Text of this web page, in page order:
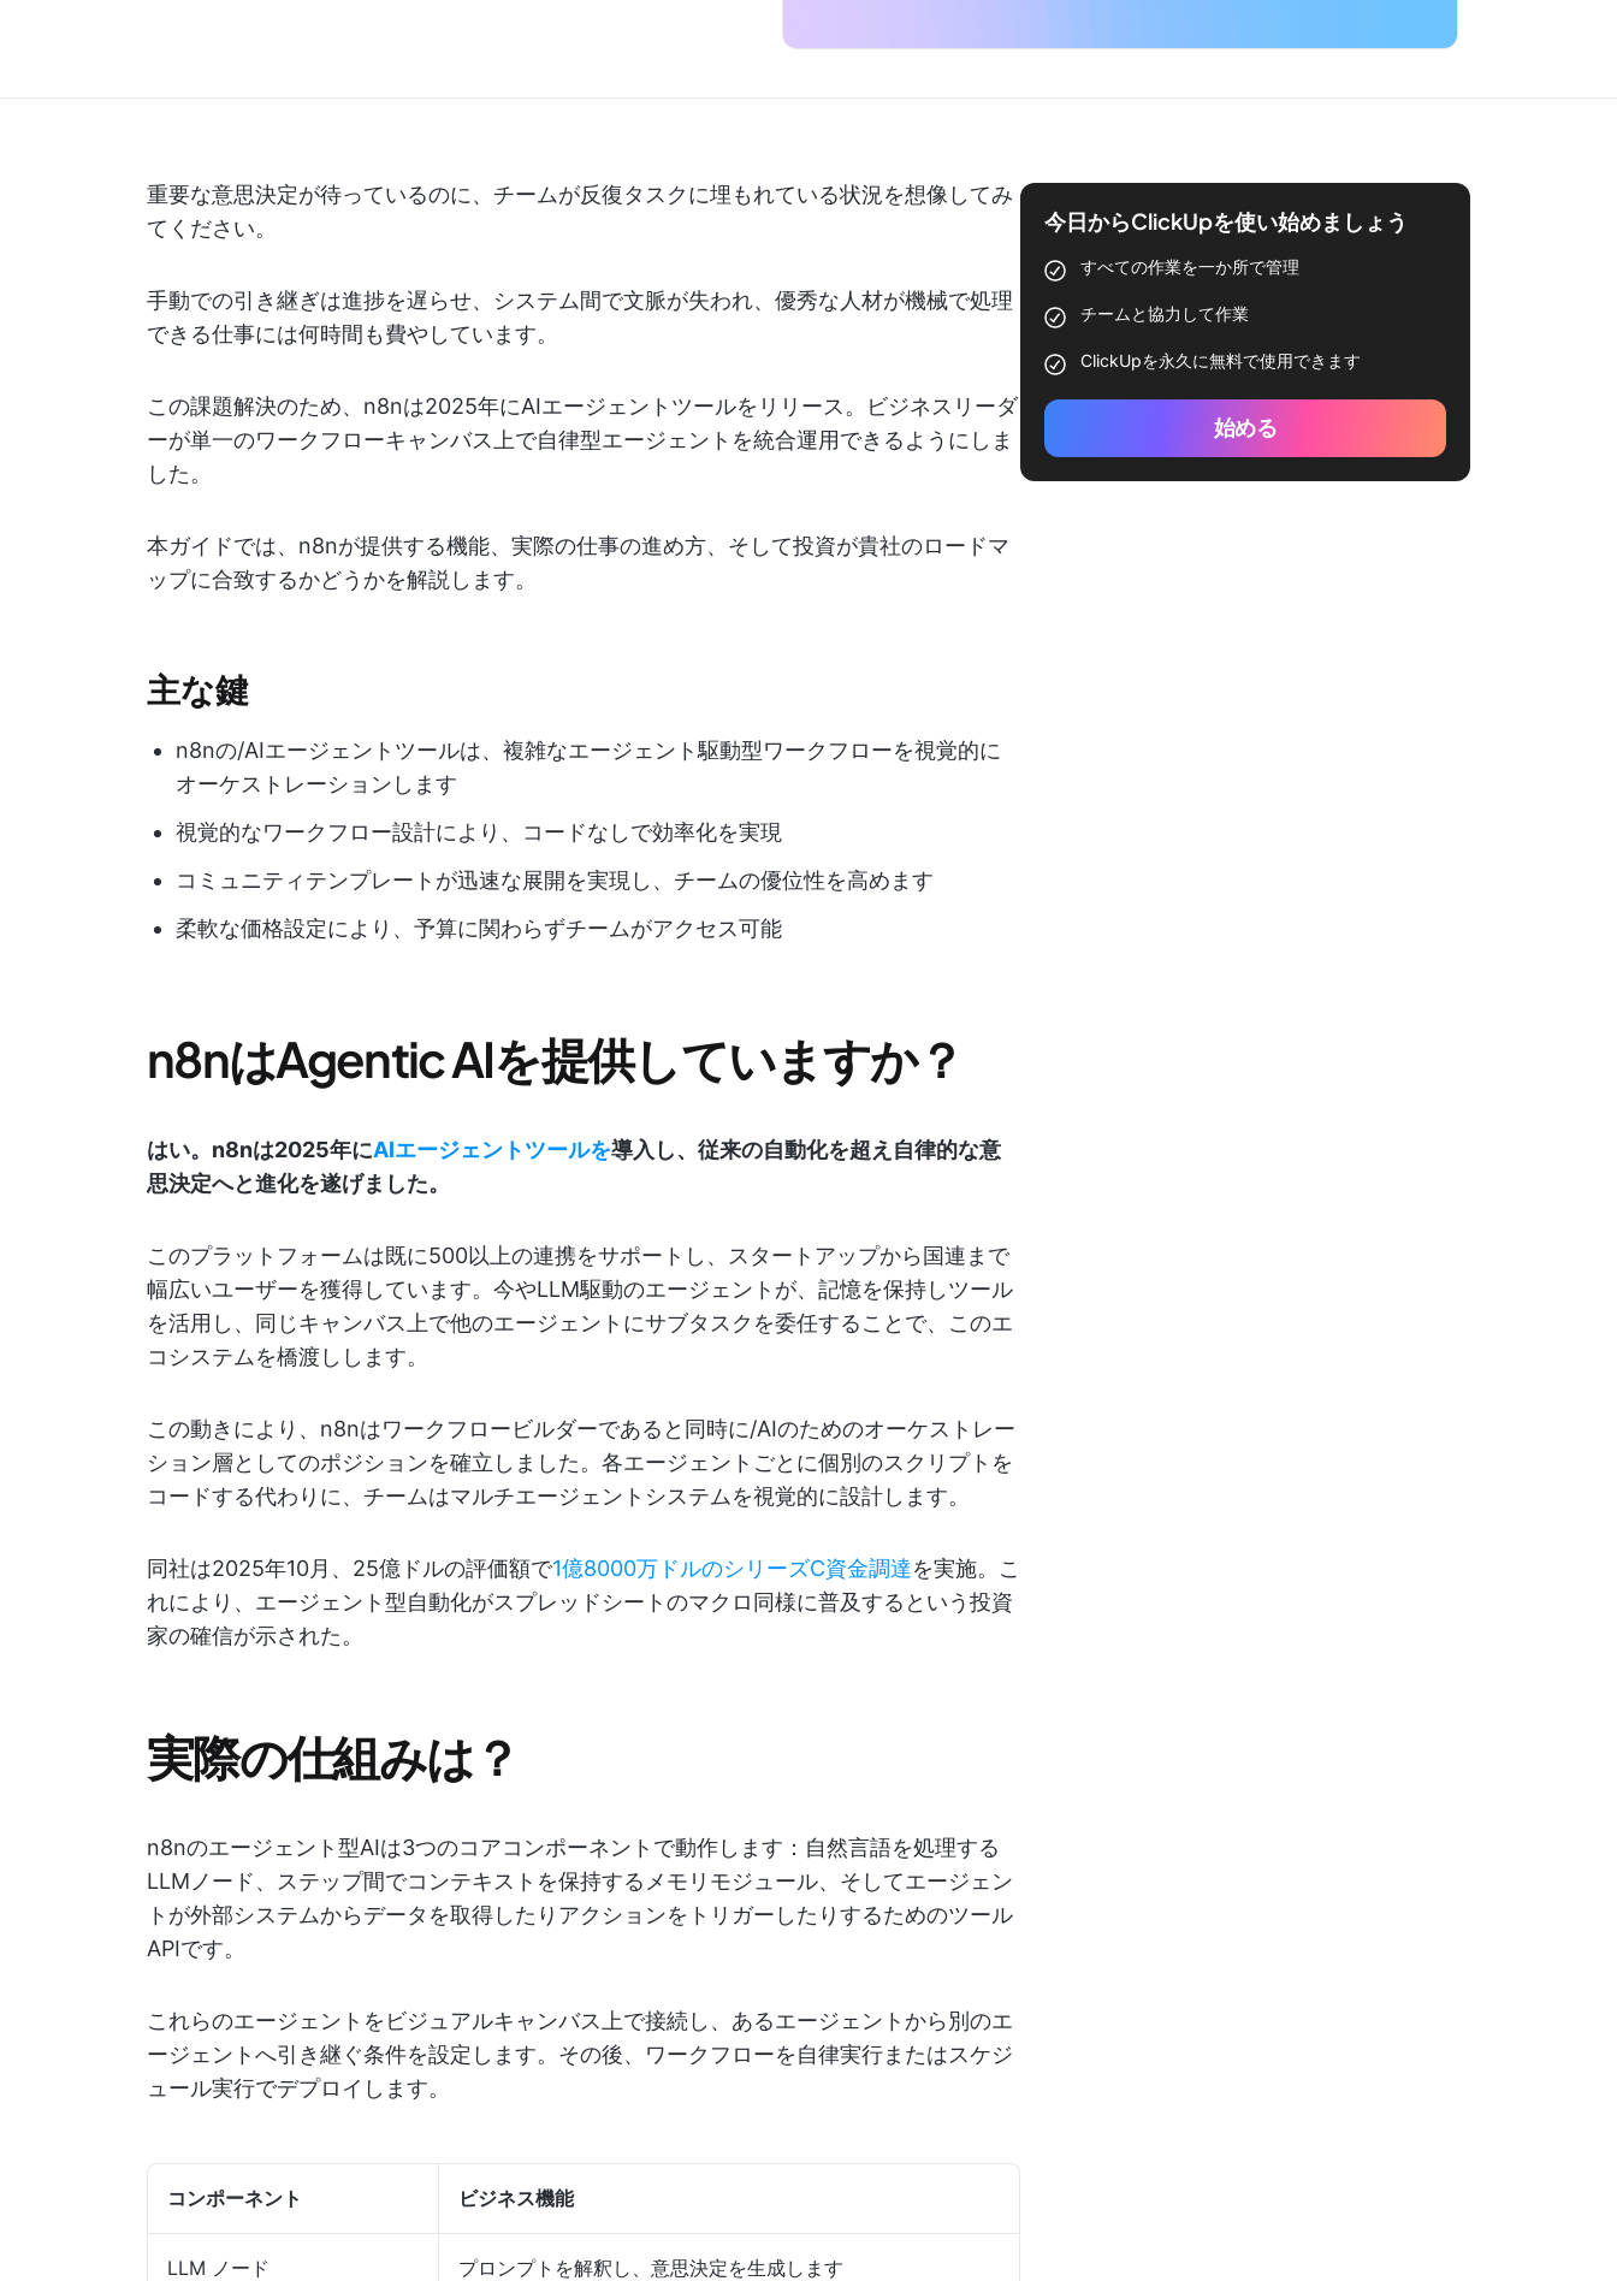
重要な意思決定が待っているのに、チームが反復タスクに埋もれている状況を想像してみ
てください。
手動での引き継ぎは進捗を遅らせ、システム間で文脈が失われ、優秀な人材が機械で処理
できる仕事には何時間も費やしています。
この課題解決のため、n8nは2025年にAIエージェントツールをリリース。ビジネスリーダ
ーが単一のワークフローキャンバス上で自律型エージェントを統合運用できるようにしま
した。
本ガイドでは、n8nが提供する機能、実際の仕事の進め方、そして投資が貴社のロードマ
ップに合致するかどうかを解説します。
主な鍵
n8nの/AIエージェントツールは、複雑なエージェント駆動型ワークフローを視覚的に
オーケストレーションします
視覚的なワークフロー設計により、コードなしで効率化を実現
コミュニティテンプレートが迅速な展開を実現し、チームの優位性を高めます
柔軟な価格設定により、予算に関わらずチームがアクセス可能
n8nはAgentic AIを提供していますか？
はい。n8nは2025年にAIエージェントツールを導入し、従来の自動化を超え自律的な意
思決定へと進化を遂げました。
このプラットフォームは既に500以上の連携をサポートし、スタートアップから国連まで
幅広いユーザーを獲得しています。今やLLM駆動のエージェントが、記憶を保持しツール
を活用し、同じキャンバス上で他のエージェントにサブタスクを委任することで、このエ
コシステムを橋渡しします。
この動きにより、n8nはワークフロービルダーであると同時に/AIのためのオーケストレー
ション層としてのポジションを確立しました。各エージェントごとに個別のスクリプトを
コードする代わりに、チームはマルチエージェントシステムを視覚的に設計します。
同社は2025年10月、25億ドルの評価額で1億8000万ドルのシリーズC資金調達を実施。こ
れにより、エージェント型自動化がスプレッドシートのマクロ同様に普及するという投資
家の確信が示された。
実際の仕組みは？
n8nのエージェント型AIは3つのコアコンポーネントで動作します：自然言語を処理する
LLMノード、ステップ間でコンテキストを保持するメモリモジュール、そしてエージェン
トが外部システムからデータを取得したりアクションをトリガーしたりするためのツール
APIです。
これらのエージェントをビジュアルキャンバス上で接続し、あるエージェントから別のエ
ージェントへ引き継ぐ条件を設定します。その後、ワークフローを自律実行またはスケジ
ュール実行でデプロイします。
コンポーネント ビジネス機能
LLM ノード プロンプトを解釈し、意思決定を生成します
今日からClickUpを使い始めましょう
すべての作業を一か所で管理
チームと協力して作業
ClickUpを永久に無料で使用できます
始める